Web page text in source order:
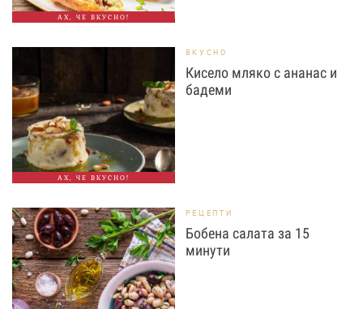
АХ, ЧЕ ВКУСНО!
АХ, ЧЕ ВКУСНО!
ВКУСНО
Кисело мляко с ананас и
бадеми
РЕЦЕПТИ
Бобена салата за 15
минути